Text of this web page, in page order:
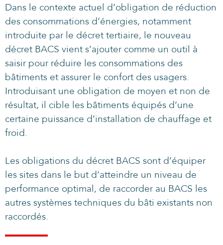
Dans le contexte actuel d’obligation de réduction
des consommations d’énergies, notamment
introduite par le décret tertiaire, le nouveau
décret BACS vient s’ajouter comme un outil à
saisir pour réduire les consommations des
bâtiments et assurer le confort des usagers.
Introduisant une obligation de moyen et non de
résultat, il cible les bâtiments équipés d’une
certaine puissance d’installation de chauffage et
froid.
Les obligations du décret BACS sont d’équiper
les sites dans le but d’atteindre un niveau de
performance optimal, de raccorder au BACS les
autres systèmes techniques du bâti existants non
raccordés.